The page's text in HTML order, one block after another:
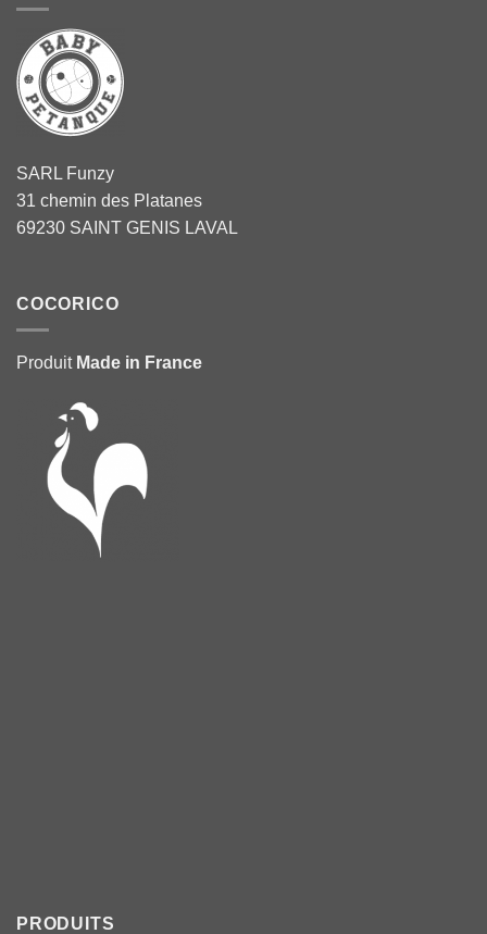
SARL Funzy
31 chemin des Platanes
69230 SAINT GENIS LAVAL
COCORICO
Produit Made in France
PRODUITS